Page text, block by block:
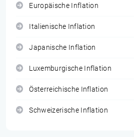
Europäische Inflation
Italienische Inflation
Japanische Inflation
Luxemburgische Inflation
Österreichische Inflation
Schweizerische Inflation